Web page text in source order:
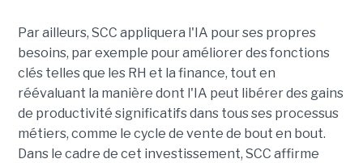
Par ailleurs, SCC appliquera l'IA pour ses propres
besoins, par exemple pour améliorer des fonctions
clés telles que les RH et la finance, tout en
réévaluant la manière dont l'IA peut libérer des gains
de productivité significatifs dans tous ses processus
métiers, comme le cycle de vente de bout en bout.
Dans le cadre de cet investissement, SCC affirme